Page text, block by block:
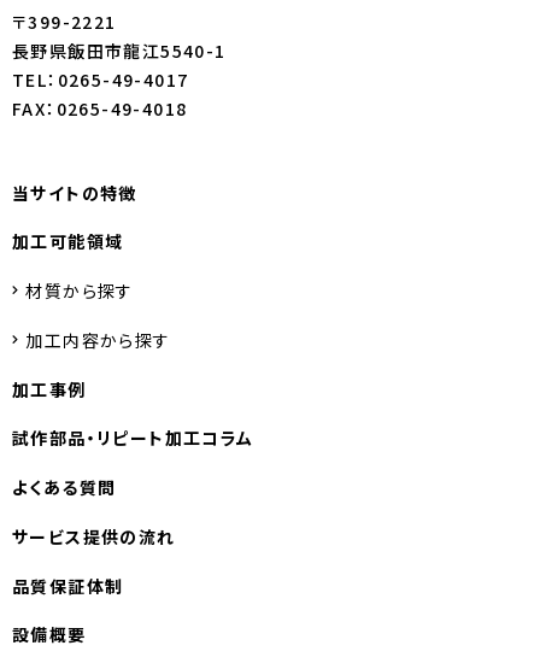
〒399-2221
長野県飯田市龍江5540-1
TEL：0265-49-4017
FAX：0265-49-4018
当サイトの特徴
加工可能領域
材質から探す
加工内容から探す
加工事例
試作部品・ リピート加工コラム
よくある質問
サービス提供の流れ
品質保証体制
設備概要